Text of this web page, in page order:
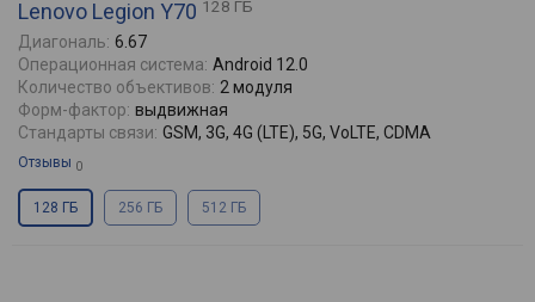
Lenovo Legion Y70 128 ГБ
Диагональ: 6.67
Операционная система: Android 12.0
Количество объективов: 2 модуля
Форм-фактор: выдвижная
Стандарты связи: GSM, 3G, 4G (LTE), 5G, VoLTE, CDMA
Отзывы 0
128 ГБ 256 ГБ 512 ГБ